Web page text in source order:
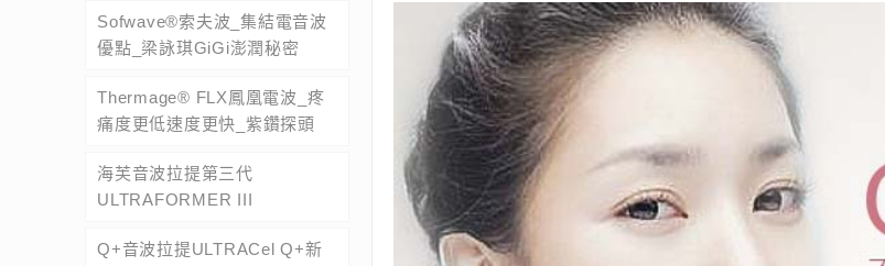
Sofwave®索夫波_集結電音波
優點_梁詠琪GiGi澎潤秘密
Thermage® FLX鳳凰電波_疼
痛度更低速度更快_紫鑽探頭
海芙音波拉提第三代
ULTRAFORMER III
Q+音波拉提ULTRACel Q+新